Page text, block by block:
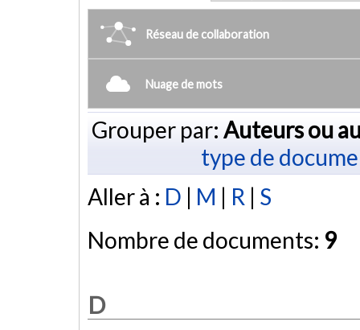
Réseau de collaboration
Nuage de mots
Grouper par: Auteurs ou
type de
Aller à : D | M | R | S
Nombre de documents: 9
D